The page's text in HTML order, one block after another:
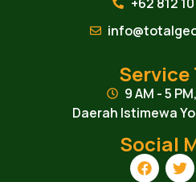
Service
9 AM - 5
Daerah Istimewa
Social